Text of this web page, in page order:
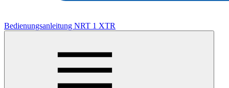
Bedienungsanleitung NRT 1 XTR